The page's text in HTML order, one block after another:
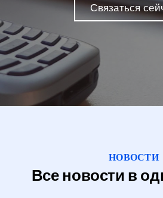
Связаться
НОВОСТИ
Все новости в